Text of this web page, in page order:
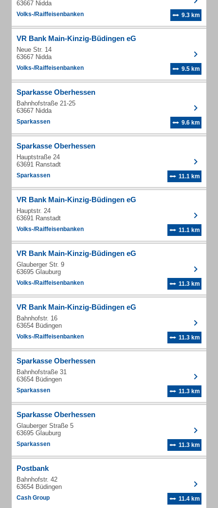
63667 Nidda
Volks-/Raiffeisenbanken 9.3 km
VR Bank Main-Kinzig-Büdingen eG
Neue Str. 14
63667 Nidda
Volks-/Raiffeisenbanken 9.5 km
Sparkasse Oberhessen
Bahnhofstraße 21-25
63667 Nidda
Sparkassen 9.6 km
Sparkasse Oberhessen
Hauptstraße 24
63691 Ranstadt
Sparkassen 11.1 km
VR Bank Main-Kinzig-Büdingen eG
Hauptstr. 24
63691 Ranstadt
Volks-/Raiffeisenbanken 11.1 km
VR Bank Main-Kinzig-Büdingen eG
Glauberger Str. 9
63695 Glauburg
Volks-/Raiffeisenbanken 11.3 km
VR Bank Main-Kinzig-Büdingen eG
Bahnhofstr. 16
63654 Büdingen
Volks-/Raiffeisenbanken 11.3 km
Sparkasse Oberhessen
Bahnhofstraße 31
63654 Büdingen
Sparkassen 11.3 km
Sparkasse Oberhessen
Glauberger Straße 5
63695 Glauburg
Sparkassen 11.3 km
Postbank
Bahnhofstr. 42
63654 Büdingen
Cash Group 11.4 km